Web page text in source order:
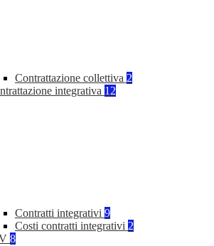
Contrattazione collettiva 2
integrativa 12
Contratti integrativi 9
Costi contratti integrativi 2
8